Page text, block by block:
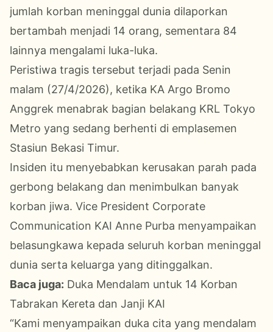
jumlah korban meninggal dunia dilaporkan
bertambah menjadi 14 orang, sementara 84
lainnya mengalami luka-luka.
Peristiwa tragis tersebut terjadi pada Senin
malam (27/4/2026), ketika KA Argo Bromo
Anggrek menabrak bagian belakang KRL Tokyo
Metro yang sedang berhenti di emplasemen
Stasiun Bekasi Timur.
Insiden itu menyebabkan kerusakan parah pada
gerbong belakang dan menimbulkan banyak
korban jiwa. Vice President Corporate
Communication KAI Anne Purba menyampaikan
belasungkawa kepada seluruh korban meninggal
dunia serta keluarga yang ditinggalkan.
Baca juga: Duka Mendalam untuk 14 Korban
Tabrakan Kereta dan Janji KAI
“Kami menyampaikan duka cita yang mendalam